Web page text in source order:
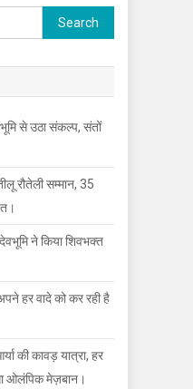
Search
for:
से उठा संकल्प, संतों
रौतेली सम्मान, 35
ने किया शिवभक्त
हर वादे को कर रही है
की कावड़ यात्रा, हर
ओलंपिक मेज़बान।